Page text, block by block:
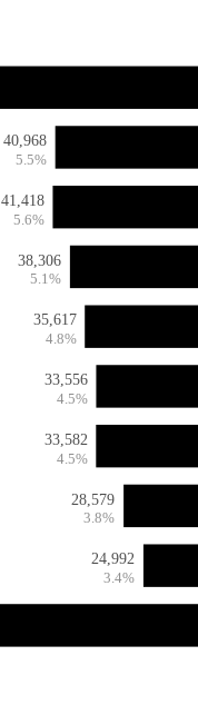
40,968
5.5%
41,418
5.6%
38,306
5.1%
35,617
4.8%
33,556
4.5%
33,582
4.5%
28,579
3.8%
24,992
3.4%